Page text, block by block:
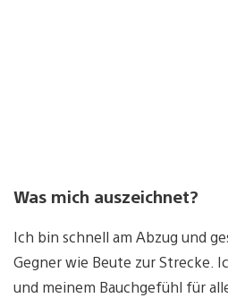
Was mich auszeichnet?
Ich bin schnell am Abzug und
Gegner wie Beute zur Strecke.
und meinem Bauchgefühl für